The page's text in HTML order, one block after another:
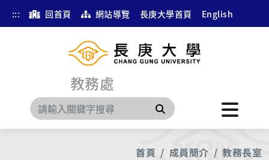
::: 回首頁 網站導覽 長庚大學首頁 English
教務處
搜尋
首頁 成員簡介 教務長室